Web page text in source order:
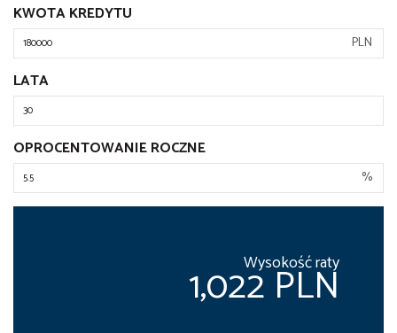
KWOTA KREDYTU
PLN
LATA
OPROCENTOWANIE ROCZNE
%
Wysokość raty
1,022 PLN